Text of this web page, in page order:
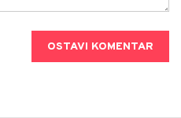
OSTAVI KOMENTAR